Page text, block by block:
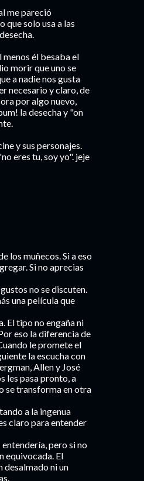
me pareció
que solo usa a las
él besaba el
morir que uno se
a nadie nos gusta
necesario y claro, de
por algo nuevo,
la desecha y "on
y sus personajes.
eres tu, soy yo". jeje
los muñecos. Si a eso
Si no aprecias
no se discuten.
una película que
El tipo no engaña ni
eso la diferencia de
le promete el
la escucha con
Allen y José
les pasa pronto, a
se transforma en otra
a la ingenua
claro para entender
pero si no
equivocada. El
desalmado ni un